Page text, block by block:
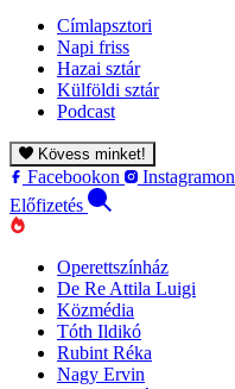
Címlapsztori
Napi friss
Hazai sztár
Külföldi sztár
Podcast
Kövess minket!
Facebookon Instagramon
Előfizetés
Operettszínház
De Re Attila Luigi
Közmédia
Tóth Ildikó
Rubint Réka
Nagy Ervin